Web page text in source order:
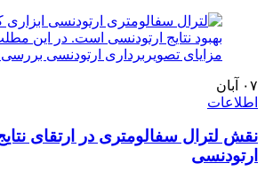
۰۷
آبان
اطلاعات
نقش لترال سفالومتری در ارتقای
ارتودنسی